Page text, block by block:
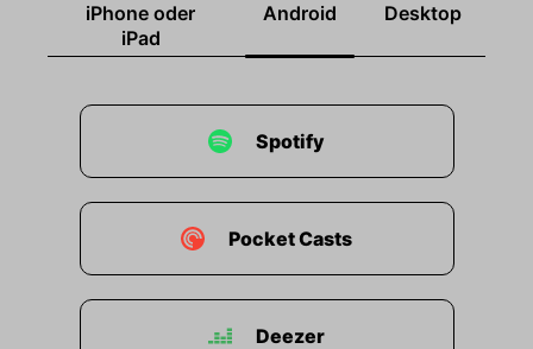
iPhone oder
iPad
Android Desktop
Spotify
Pocket Casts
Deezer